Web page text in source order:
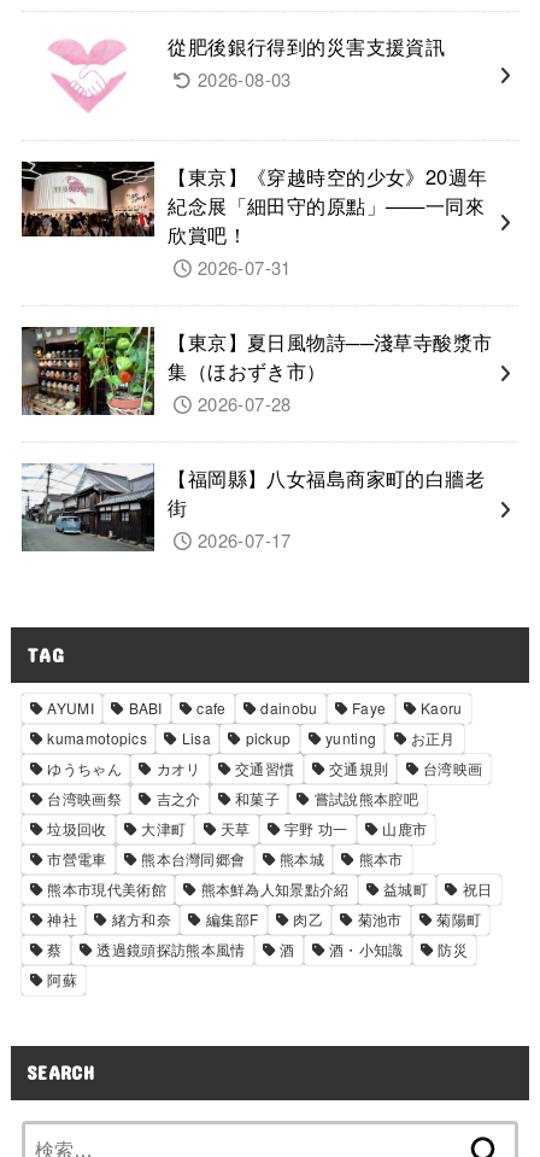
從肥後銀行得到的災害支援資訊
2026-08-03
【東京】《穿越時空的少女》20週年
紀念展「細田守的原點」——一同來
欣賞吧！
2026-07-31
【東京】夏日風物詩──淺草寺酸漿市
集（ほおずき市）
2026-07-28
【福岡縣】八女福島商家町的白牆老
街
2026-07-17
TAG
AYUMI BABI cafe dainobu Faye
Kaoru
kumamotopics
Lisa pickup yunting
お正月
ゆうちゃん
カオリ 交通習慣 交通規則
台湾映画
台湾映画祭
吉之介 和菓子
嘗試說熊本腔吧
垃圾回收
大津町 天草 宇野 功一
山鹿市
市營電車
熊本台灣同郷會 熊本城
熊本市
熊本市現代美術館
熊本鮮為人知景點介紹 益城町
祝日
神社
緒方和奈 編集部F 肉乙 菊池市
菊陽町
蔡
透過鏡頭探訪熊本風情 酒 酒・小知識
防災
阿蘇
SEARCH